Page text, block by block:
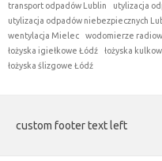
transport odpadów Lublin
utylizacja
utylizacja odpadów niebezpiecznych
wentylacja Mielec
wodomierze
łożyska igiełkowe Łódź
łożyska
łożyska ślizgowe Łódź
custom footer text left